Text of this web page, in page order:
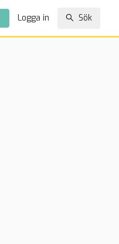
Logga in Sök